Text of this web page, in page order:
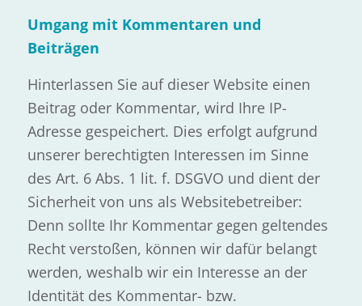
Umgang mit Kommentaren und
Beiträgen
Hinterlassen Sie auf dieser Website einen
Beitrag oder Kommentar, wird Ihre IP-
Adresse gespeichert. Dies erfolgt aufgrund
unserer berechtigten Interessen im Sinne
des Art. 6 Abs. 1 lit. f. DSGVO und dient der
Sicherheit von uns als Websitebetreiber:
Denn sollte Ihr Kommentar gegen geltendes
Recht verstoßen, können wir dafür belangt
werden, weshalb wir ein Interesse an der
Identität des Kommentar- bzw.